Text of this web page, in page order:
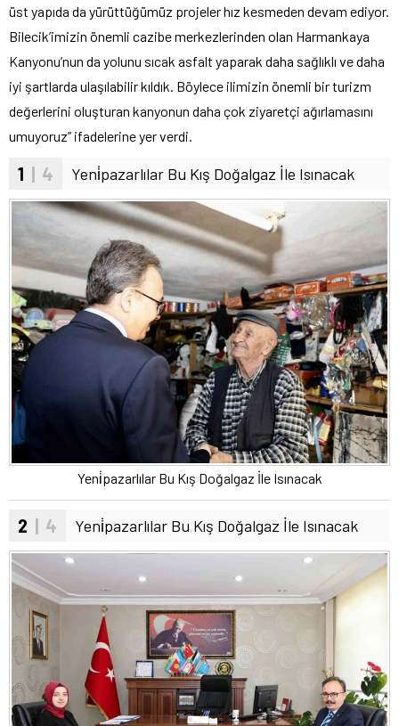
üst yapıda da yürüttüğümüz projeler hız kesmeden devam ediyor.
Bilecik’imizin önemli cazibe merkezlerinden olan Harmankaya
Kanyonu’nun da yolunu sıcak asfalt yaparak daha sağlıklı ve daha
iyi şartlarda ulaşılabilir kıldık. Böylece ilimizin önemli bir turizm
değerlerini oluşturan kanyonun daha çok ziyaretçi ağırlamasını
umuyoruz” ifadelerine yer verdi.
1 | 4 Yeni̇pazarlılar Bu Kış Doğalgaz İle Isınacak
Yeni̇pazarlılar Bu Kış Doğalgaz İle Isınacak
2 | 4 Yeni̇pazarlılar Bu Kış Doğalgaz İle Isınacak